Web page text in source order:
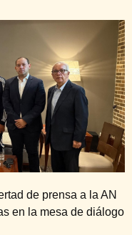
de prensa a la AN
en la mesa de diálogo